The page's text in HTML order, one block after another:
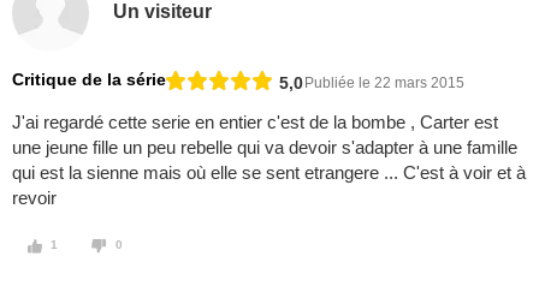
Un visiteur
Critique de la série 5,0 Publiée le 22 mars 2015
J'ai regardé cette serie en entier c'est de la bombe , Carter est
une jeune fille un peu rebelle qui va devoir s'adapter à une famille
qui est la sienne mais où elle se sent etrangere ... C'est à voir et à
revoir
1 0